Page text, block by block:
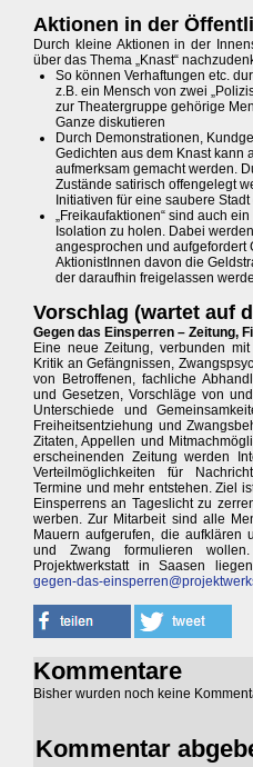
Aktionen in der
Durch kleine Aktionen in der
über das Thema „Knast“
So können Verhaftungen etc.
z.B. ein Mensch von zwei
zur Theatergruppe gehörige
Ganze diskutieren
Durch Demonstrationen,
Gedichten aus dem Knast kann
aufmerksam gemacht werden.
Zustände satirisch offengelegt
Initiativen für eine saubere
„Freikaufaktionen“ sind auch
Isolation zu holen. Dabei
angesprochen und aufgefordert
AktionistInnen davon die
der daraufhin freigelassen
Vorschlag (wartet auf
Gegen das Einsperren – Zeitung,
Eine neue Zeitung, verbunden
Kritik an Gefängnissen,
von Betroffenen, fachliche
und Gesetzen, Vorschläge von
Unterschiede und
Freiheitsentziehung und
Zitaten, Appellen und
erscheinenden Zeitung werden
Verteilmöglichkeiten für
Termine und mehr entstehen. Ziel
Einsperrens an Tageslicht zu
werben. Zur Mitarbeit sind alle
Mauern aufgerufen, die aufklären
und Zwang formulieren
Projektwerkstatt in Saasen
gegen-das-
Kommentare
Bisher wurden noch keine
Kommentar